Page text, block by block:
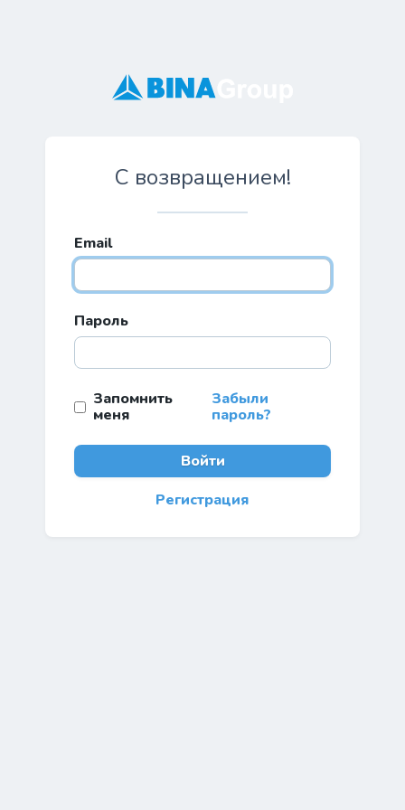
С возвращением!
Email
Пароль
Запомнить
меня
Забыли
пароль?
Войти
Регистрация